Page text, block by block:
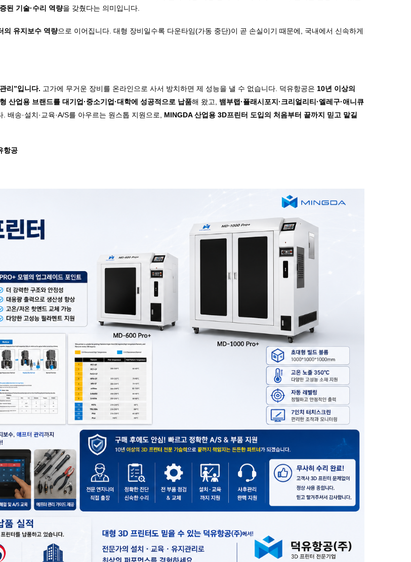
된 기술·수리 역량을 갖췄다는 의미입니다.
의 유지보수 역량으로 이어집니다. 대형 장비일수록 다운타임(가동 중단)이 곧 손실이기 때문에, 국내에서 신속하게
리”입니다. 고가에 무거운 장비를 온라인으로 사서 방치하면 제 성능을 낼 수 없습니다. 덕유항공은 10년 이상의
산업용 브랜드를 대기업·중소기업·대학에 성공적으로 납품해 왔고, 뱀부랩·플래시포지·크리얼리티·엘레구·애니큐
송·설치·교육·A/S를 아우르는 원스톱 지원으로, MINGDA 산업용 3D프린터 도입의 처음부터 끝까지 믿고 맡길
항공